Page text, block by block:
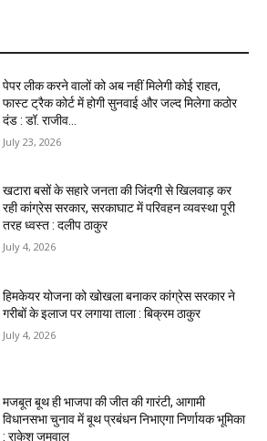
पेपर लीक करने वालों को अब नहीं मिलेगी कोई राहत,
फास्ट ट्रैक कोर्ट में होगी सुनवाई और जल्द मिलेगा कठोर
दंड : डॉ. राजीव...
July 23, 2026
खटारा बसों के सहारे जनता की जिंदगी से खिलवाड़ कर
रही कांग्रेस सरकार, सरकाघाट में परिवहन व्यवस्था पूरी
तरह ध्वस्त : दलीप ठाकुर
July 4, 2026
हिमकेयर योजना को खोखला बनाकर कांग्रेस सरकार ने
गरीबों के इलाज पर लगाया ताला : बिक्रम ठाकुर
July 4, 2026
मजबूत बूथ ही भाजपा की जीत की गारंटी, आगामी
विधानसभा चुनाव में बूथ प्रबंधन निभाएगा निर्णायक भूमिका
: राकेश जमवाल